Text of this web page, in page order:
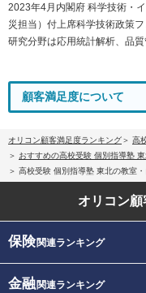
2023年4月内閣府 科学技術・
災担当）付上席科学技術政策フ
研究分野は応用統計解析、品質
顧客満足度について
オリコン顧客満足度ランキング
高
おすすめの高校受験 個別指導塾
高校受験 個別指導塾 東北の教室
オリコン
保険関連ランキング
金融関連ランキング